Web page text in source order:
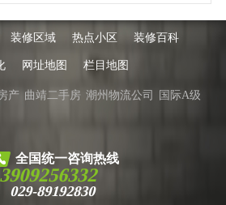
装修区域 热点小区 装修百科
网址地图 栏目地图
产 曲靖二手房 潮州物流公司
国际A级
全国统一咨询热线
029-89192830